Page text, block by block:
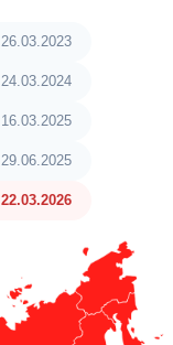
26.03.2023
24.03.2024
16.03.2025
29.06.2025
22.03.2026